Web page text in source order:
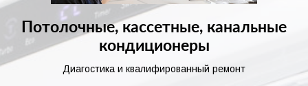
Потолочные, кассетные, канальные
кондиционеры
Диагостика и квалифированный ремонт